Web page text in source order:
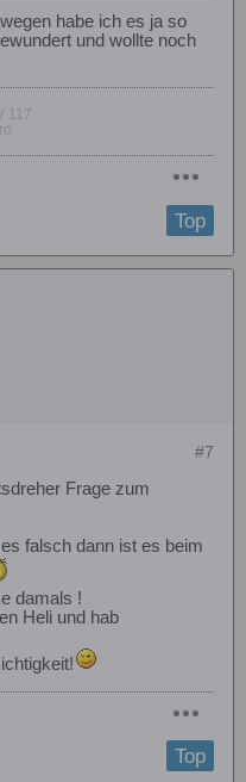
habe ich es ja so
und wollte noch
117
Top
#7
Frage zum
falsch dann ist es beim
damals !
Heli und hab
Top